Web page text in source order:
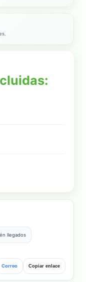
llegados
Correo Copiar enlace